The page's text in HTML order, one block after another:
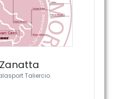
Taliercio.